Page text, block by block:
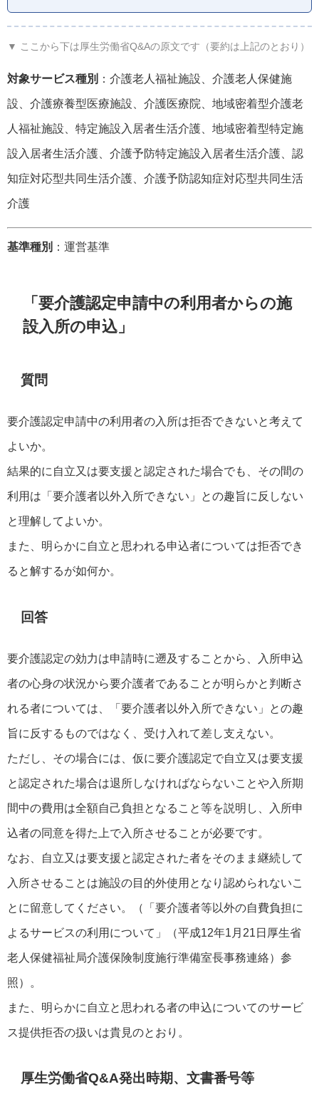
▼ ここから下は厚生労働省Q&Aの原文です（要約は上記のとおり）
対象サービス種別 ：介護老人福祉施設、介護老人保健施
設、介護療養型医療施設、介護医療院、地域密着型介護老
人福祉施設、特定施設入居者生活介護、地域密着型特定施
設入居者生活介護、介護予防特定施設入居者生活介護、認
知症対応型共同生活介護、介護予防認知症対応型共同生活
介護
基準種別 ：運営基準
「要介護認定申請中の利用者からの施
設入所の申込」
質問
要介護認定申請中の利用者の入所は拒否できないと考えて
よいか。
結果的に自立又は要支援と認定された場合でも、その間の
利用は「要介護者以外入所できない」との趣旨に反しない
と理解してよいか。
また、明らかに自立と思われる申込者については拒否でき
ると解するが如何か。
回答
要介護認定の効力は申請時に遡及することから、入所申込
者の心身の状況から要介護者であることが明らかと判断さ
れる者については、「要介護者以外入所できない」との趣
旨に反するものではなく、受け入れて差し支えない。
ただし、その場合には、仮に要介護認定で自立又は要支援
と認定された場合は退所しなければならないことや入所期
間中の費用は全額自己負担となること等を説明し、入所申
込者の同意を得た上で入所させることが必要です。
なお、自立又は要支援と認定された者をそのまま継続して
入所させることは施設の目的外使用となり認められないこ
とに留意してください。（「要介護者等以外の自費負担に
よるサービスの利用について」（平成12年1月21日厚生省
老人保健福祉局介護保険制度施行準備室長事務連絡）参
照）。
また、明らかに自立と思われる者の申込についてのサービ
ス提供拒否の扱いは貴見のとおり。
厚生労働省Q&A発出時期、文書番号等